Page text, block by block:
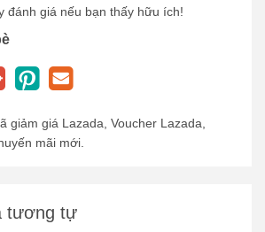
đánh giá nếu bạn thấy hữu ích!
giảm giá Lazada, Voucher Lazada,
mãi mới.
tương tự